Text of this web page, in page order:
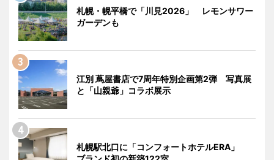
札幌・幌平橋で「川見2026」 レモンサワー
ガーデンも
江別 蔦屋書店で7周年特別企画第2弾 写真展
と「山親爺」コラボ展示
札幌駅北口に「コンフォートホテルERA」